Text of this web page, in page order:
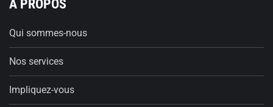
À PROPOS
Qui sommes-nous
Nos services
Impliquez-vous